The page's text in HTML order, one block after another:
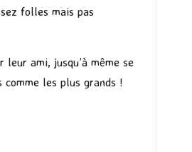
folles mais pas
ami, jusqu’à même se
les plus grands !